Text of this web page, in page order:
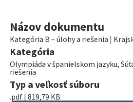
Názov dokumentu
Kategória B – úlohy a riešenia |
Kategória
Olympiáda v španielskom jazyku,
riešenia
Typ a veľkosť súboru
.pdf | 819,79 KB